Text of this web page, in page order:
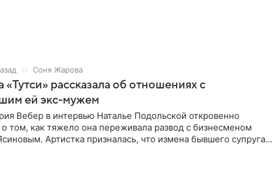
Соня Жарова
«Тутси» рассказала об отношениях с
ей экс-мужем
Вебер в интервью Наталье Подольской откровенно
о том, как тяжело она переживала развод с бизнесменом
Артистка призналась, что измена бывшего супруга